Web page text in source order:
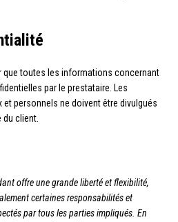
que toutes les informations concernant
par le prestataire. Les
personnels ne doivent être divulgués
du client.
offre une grande liberté et flexibilité,
certaines responsabilités et
par tous les parties impliqués. En